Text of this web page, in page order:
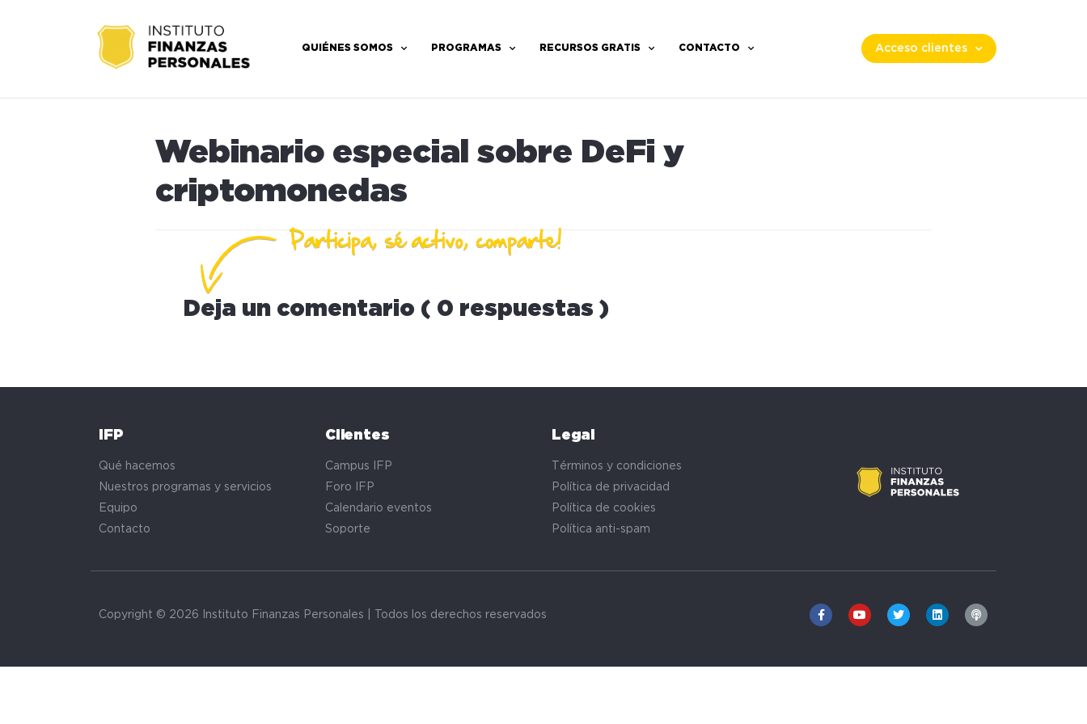
QUIÉNES SOMOS PROGRAMAS RECURSOS GRATIS CONTACTO Acceso clientes
Webinario especial sobre DeFi y
criptomonedas
Deja un comentario ( 0 respuestas )
IFP
Qué hacemos
Nuestros programas y servicios
Equipo
Contacto
Clientes
Campus IFP
Foro IFP
Calendario eventos
Soporte
Legal
Términos y condiciones
Política de privacidad
Política de cookies
Política anti-spam
Copyright © 2026 Instituto Finanzas Personales | Todos los derechos reservados